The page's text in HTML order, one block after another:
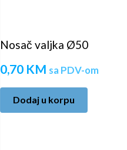
Nosač valjka Ø50
0,70 KM sa PDV-om
Dodaj u korpu